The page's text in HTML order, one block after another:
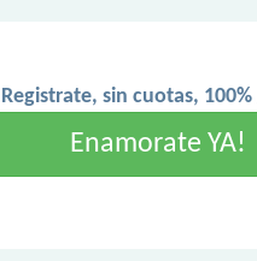
Registrate, sin cuotas,
Enamorate YA!